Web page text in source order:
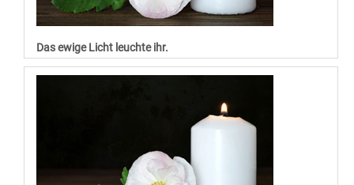
Das ewige Licht leuchte ihr.